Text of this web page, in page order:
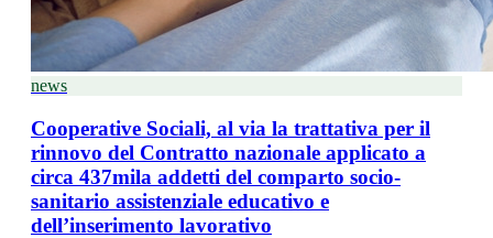
news
Cooperative Sociali, al via la trattativa per il
rinnovo del Contratto nazionale applicato a
circa 437mila addetti del comparto socio-
sanitario assistenziale educativo e
dell’inserimento lavorativo